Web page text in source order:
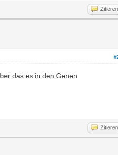
Zitieren
das es in den Genen
Zitieren